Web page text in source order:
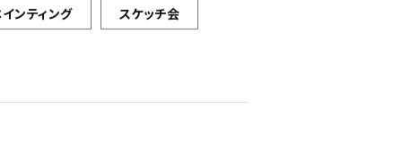
ンティング スケッチ会